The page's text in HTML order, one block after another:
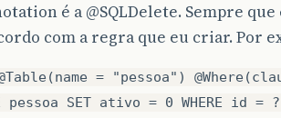
é a @SQLDelete. Sempre
com a regra que eu criar. Por
= "pessoa")
pessoa SET ativo = 0 WHERE id =